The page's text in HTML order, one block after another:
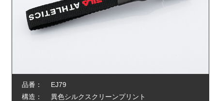
品番：
EJ79
構造：
異色シルクスクリーンプリント